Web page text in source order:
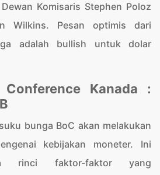
Komisaris Stephen Poloz
Wilkins. Pesan optimis dari
adalah bullish untuk dolar
Kanada :
bunga BoC akan melakukan
kebijakan moneter. Ini
rinci faktor-faktor yang